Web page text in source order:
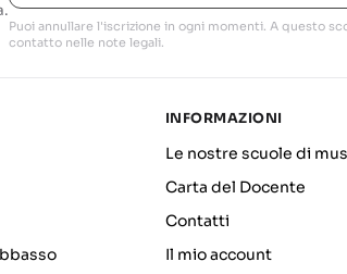
Puoi annullare l'iscrizione in ogni momenti. A questo
contatto nelle note legali.
INFORMAZIONI
Le nostre scuole di
Carta del Docente
Contatti
Il mio account